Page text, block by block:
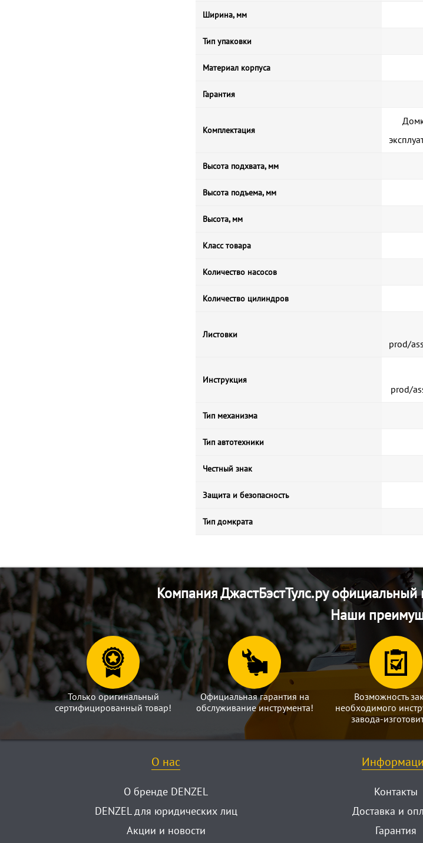
Ширина, мм
Тип упаковки
Материал корпуса
Гарантия
Комплектация
Высота подхвата, мм
Высота подъема, мм
Высота, мм
Класс товара
Количество насосов
Количество цилиндров
Листовки
prod/
Инструкция
prod/
Тип механизма
Тип автотехники
Честный знак
Защита и безопасность
Тип домкрата
Компания ДжастБэстТулс.ру
Наши
Только оригинальный
сертифицированный товар!
Официальная гарантия на
обслуживание инструмента!
Возможность
необходимого
завода-
О нас
О бренде DENZEL
DENZEL для юридических лиц
Акции и новости
Контакты
Доставка и
Гарантия